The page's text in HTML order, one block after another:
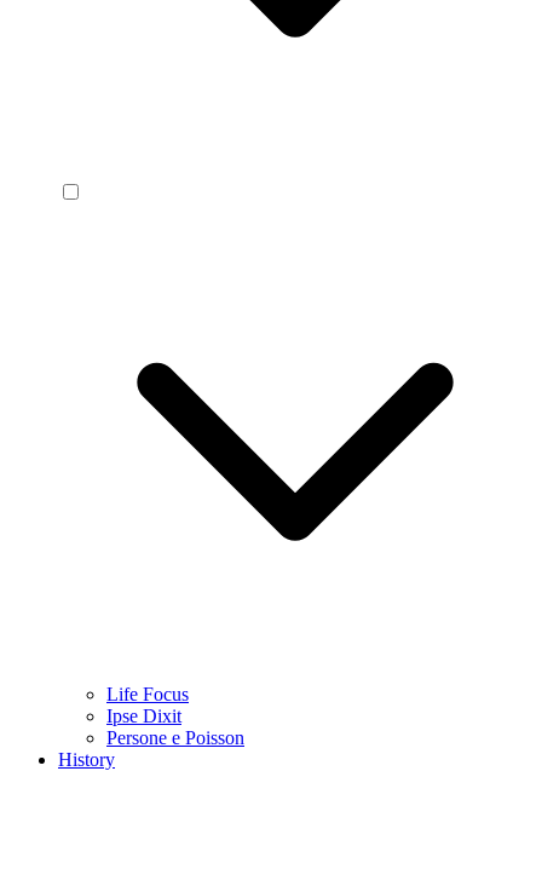
Life Focus
Ipse Dixit
Persone e Poisson
History